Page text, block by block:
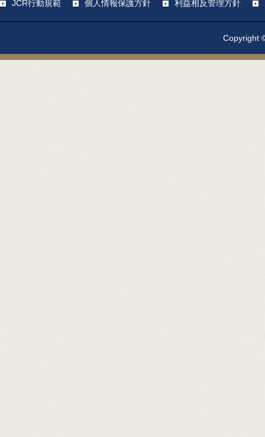
JCR行動規範 個人情報保護方針 利益相反管理方針
Copyright